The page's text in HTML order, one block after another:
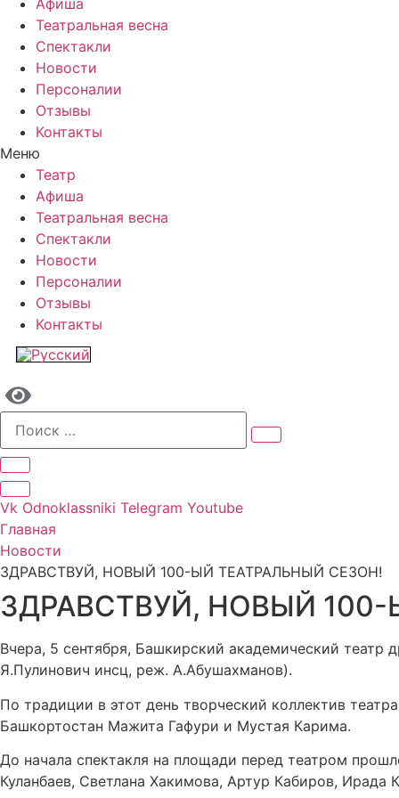
Театральная весна
Спектакли
Новости
Персоналии
Отзывы
Контакты
Меню
Театр
Афиша
Театральная весна
Спектакли
Новости
Персоналии
Отзывы
Контакты
Vk Odnoklassniki Telegram Youtube
Главная
Новости
ЗДРАВСТВУЙ, НОВЫЙ 100-ЫЙ ТЕАТРАЛЬНЫЙ СЕЗОН!
ЗДРАВСТВУЙ, НОВЫЙ
Вчера, 5 сентября, Башкирский академический театр
Я.Пулинович инсц, реж. А.Абушахманов).
По традиции в этот день творческий коллектив
Башкортостан Мажита Гафури и Мустая Карима.
До начала спектакля на площади перед театром
Куланбаев, Светлана Хакимова, Артур Кабиров, Ирада